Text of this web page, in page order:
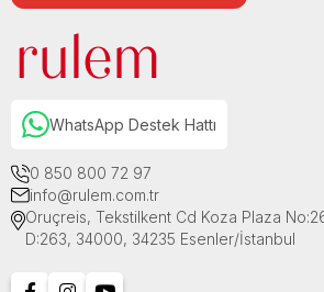
WhatsApp Destek Hattı
0 850 800 72 97
info@rulem.com.tr
Oruçreis, Tekstilkent Cd Koza Plaza
D:263, 34000, 34235 Esenler/İstanbul